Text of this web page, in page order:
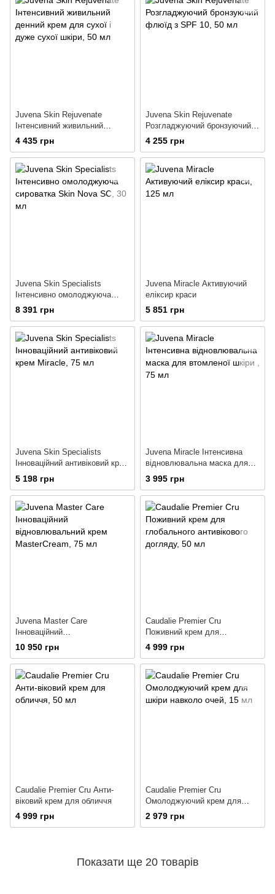
Juvena Skin Rejuvenate
Інтенсивний живильний
денний крем для сухої і дуже
сухої шкіри
4 435 грн
Juvena Skin Rejuvenate
Розгладжуючий бронзуючий
флюїд з SPF 10
4 255 грн
Juvena Skin Specialists
Інтенсивно омолоджуюча
сироватка Skin Nova SC
8 391 грн
Juvena Miracle Активуючий
еліксир краси
5 851 грн
Juvena Skin Specialists
Інноваційний антивіковий крем
Miracle
5 198 грн
Juvena Miracle Інтенсивна
відновлювальна маска для
втомленої шкіри
3 995 грн
Juvena Master Care
Інноваційний
відновлювальний крем
MasterCream
10 950 грн
Caudalie Premier Cru
Поживний крем для
глобального антивікового
догляду
4 999 грн
Caudalie Premier Cru Анти-
віковий крем для обличчя
4 999 грн
Caudalie Premier Cru
Омолоджуючий крем для
шкіри навколо очей
2 979 грн
Показати ще 20 товарів